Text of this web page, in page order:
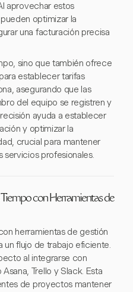
aprovechar estos
optimizar la
una facturación precisa
sino que también ofrece
establecer tarifas
asegurando que las
del equipo se registren y
ayuda a establecer
y optimizar la
crucial para mantener
servicios profesionales.
con Herramientas de
herramientas de gestión
un flujo de trabajo eficiente.
al integrarse con
Trello y Slack. Esta
de proyectos mantener